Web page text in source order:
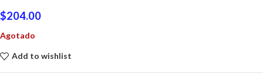
$204.00
Agotado
Add to wishlist